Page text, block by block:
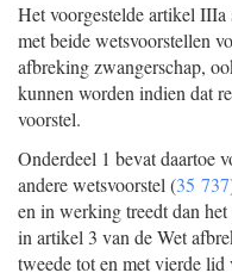
Het voorgestelde artikel
met beide wetsvoorstellen
afbreking zwangerschap,
kunnen worden indien dat
voorstel.
Onderdeel 1 bevat daartoe
andere wetsvoorstel (35 737
en in werking treedt dan
in artikel 3 van de Wet
tweede tot en met vierde